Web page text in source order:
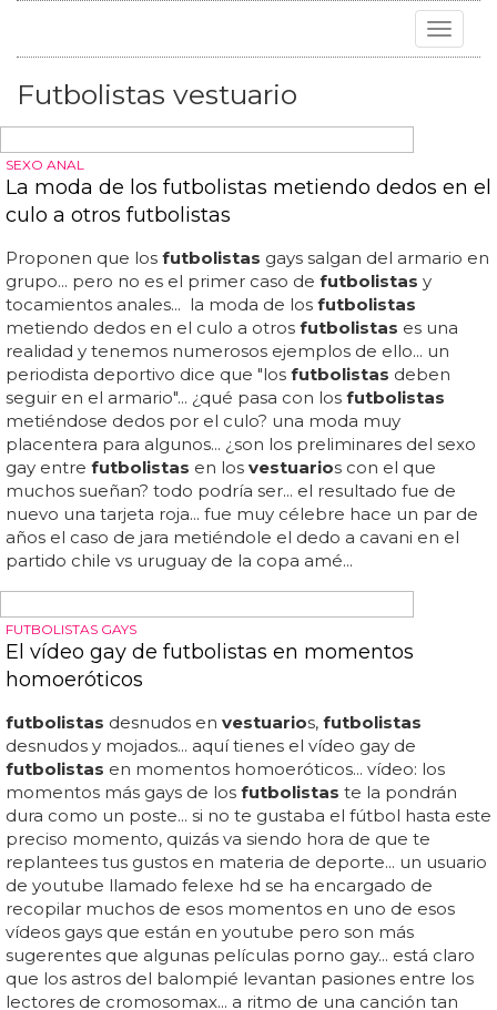
Toggle
Futbolistas vestuario
SEXO ANAL
La moda de los futbolistas metiendo dedos en el
culo a otros futbolistas
Proponen que los futbolistasgays salgan del armario en
metiendo dedos en el culo a otrosfutbolistases una
realidad y tenemos numerosos ejemplos de ello... un
periodista deportivo dice que "los
metiéndose dedos por el culo? una moda muy
placentera para algunos... ¿son los preliminares del sexo
gay entrefutbolistasen losvestuarios con el que
muchos sueñan? todo podría ser... el resultado fue de
nuevo una tarjeta roja... fue muy célebre hace un par de
años el caso de jara metiéndole el dedo a cavani en el
partido chile vs uruguay de la copa amé...